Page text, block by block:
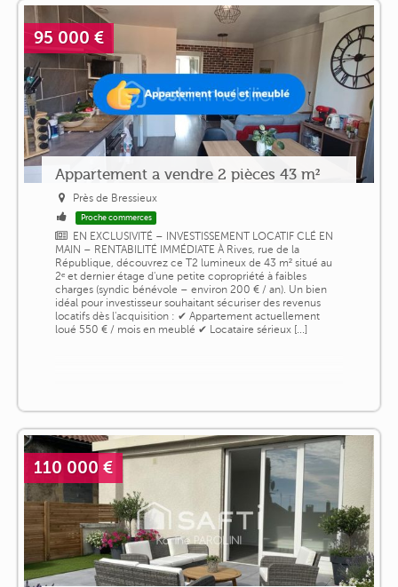
95 000 €
Appartement a vendre 2 pièces 43 m²
Près de Bressieux
Proche commerces
EN EXCLUSIVITÉ – INVESTISSEMENT LOCATIF CLÉ EN
MAIN – RENTABILITÉ IMMÉDIATE À Rives, rue de la
République, découvrez ce T2 lumineux de 43 m² situé au
2ᵉ et dernier étage d'une petite copropriété à faibles
charges (syndic bénévole – environ 200 € / an). Un bien
idéal pour investisseur souhaitant sécuriser des revenus
locatifs dès l'acquisition : ✔ Appartement actuellement
loué 550 € / mois en meublé ✔ Locataire sérieux [...]
110 000 €